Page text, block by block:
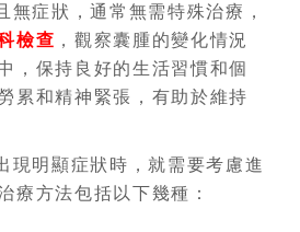
無症狀，通常無需特殊治療，
檢查 ，觀察囊腫的變化情況
，保持良好的生活習慣和個
累和精神緊張，有助於維持
現明顯症狀時，就需要考慮進
療方法包括以下幾種：